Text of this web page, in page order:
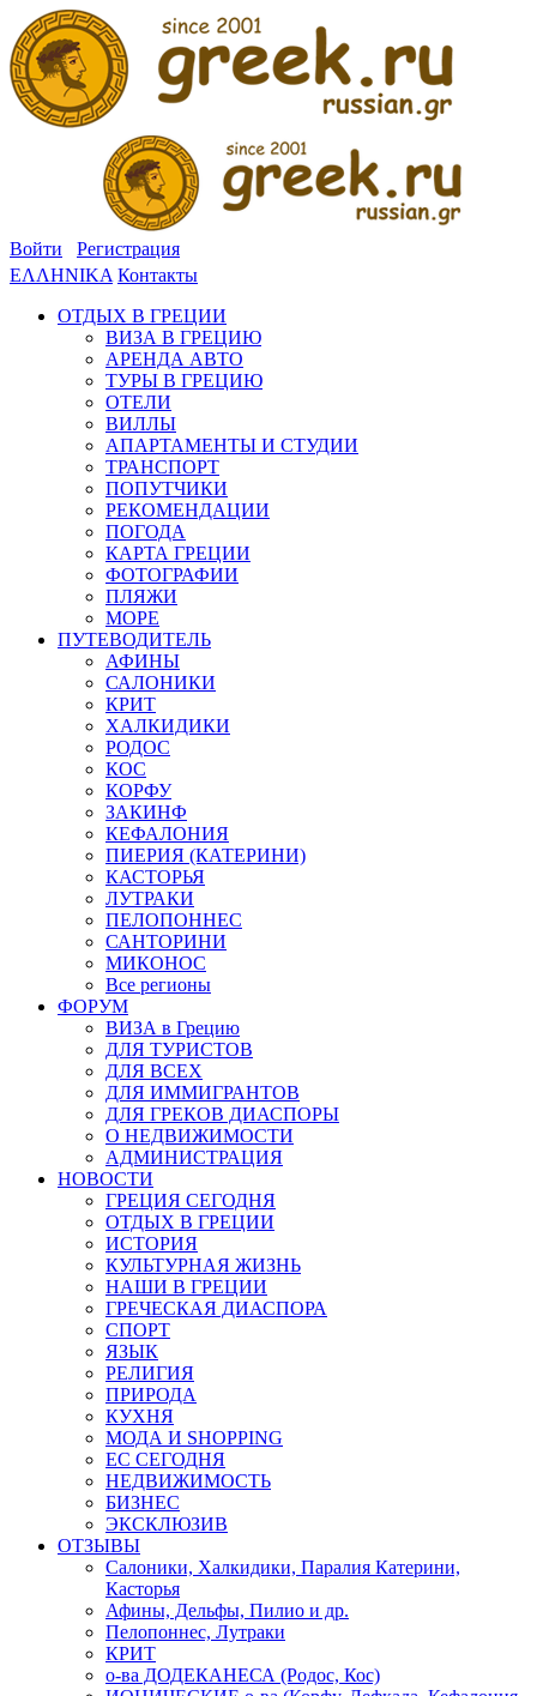
Войти
Регистрация
ΕΛΛΗΝΙΚΑ Контакты
ОТДЫХ В ГРЕЦИИ
ВИЗА В ГРЕЦИЮ
АРЕНДА АВТО
ТУРЫ В ГРЕЦИЮ
ОТЕЛИ
ВИЛЛЫ
АПАРТАМЕНТЫ И СТУДИИ
ТРАНСПОРТ
ПОПУТЧИКИ
РЕКОМЕНДАЦИИ
ПОГОДА
КАРТА ГРЕЦИИ
ФОТОГРАФИИ
ПЛЯЖИ
МОРЕ
ПУТЕВОДИТЕЛЬ
АФИНЫ
САЛОНИКИ
КРИТ
ХАЛКИДИКИ
РОДОС
КОС
КОРФУ
ЗАКИНФ
КЕФАЛОНИЯ
ПИЕРИЯ (КАТЕРИНИ)
КАСТОРЬЯ
ЛУТРАКИ
ПЕЛОПОННЕС
САНТОРИНИ
МИКОНОС
Все регионы
ФОРУМ
ВИЗА в Грецию
ДЛЯ ТУРИСТОВ
ДЛЯ ВСЕХ
ДЛЯ ИММИГРАНТОВ
ДЛЯ ГРЕКОВ ДИАСПОРЫ
О НЕДВИЖИМОСТИ
АДМИНИСТРАЦИЯ
НОВОСТИ
ГРЕЦИЯ СЕГОДНЯ
ОТДЫХ В ГРЕЦИИ
ИСТОРИЯ
КУЛЬТУРНАЯ ЖИЗНЬ
НАШИ В ГРЕЦИИ
ГРЕЧЕСКАЯ ДИАСПОРА
СПОРТ
ЯЗЫК
РЕЛИГИЯ
ПРИРОДА
КУХНЯ
МОДА И SHOPPING
ЕС СЕГОДНЯ
НЕДВИЖИМОСТЬ
БИЗНЕС
ЭКСКЛЮЗИВ
ОТЗЫВЫ
Салоники, Халкидики, Паралия Катерини,
Касторья
Афины, Дельфы, Пилио и др.
Пелопоннес, Лутраки
КРИТ
о-ва ДОДЕКАНЕСА (Родос, Кос)